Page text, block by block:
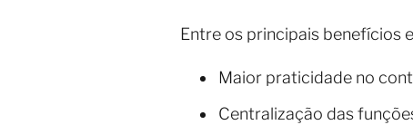
Entre os principais benefícios
Maior praticidade no
Centralização das